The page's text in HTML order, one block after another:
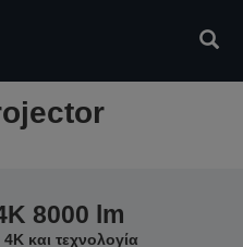
8000 lm
και τεχνολογία